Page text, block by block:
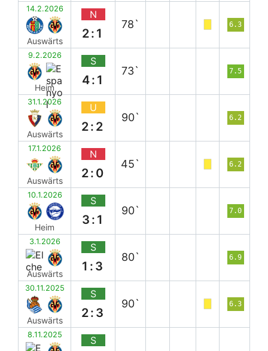
14.2.2026
Auswärts
N
2:1
78` 6.3
9.2.2026
Heim
S
4:1
73` 7.5
31.1.2026
Auswärts
U
2:2
90` 6.2
17.1.2026
Auswärts
N
2:0
45` 6.2
10.1.2026
Heim
S
3:1
90` 7.0
3.1.2026
Auswärts
S
1:3
80` 6.9
30.11.2025
Auswärts
S
2:3
90` 6.3
8.11.2025 S